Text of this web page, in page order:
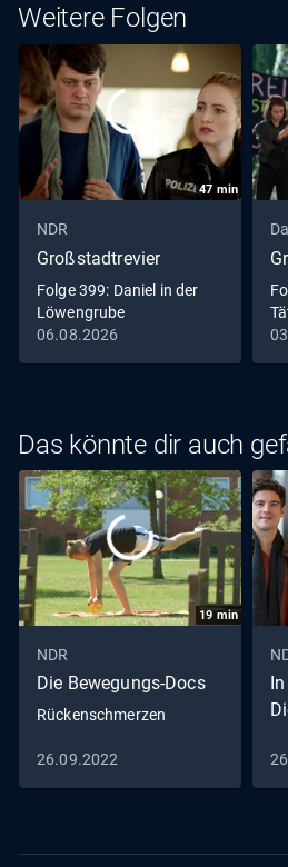
Weitere Folgen
47 min
NDR
Großstadtrevier
Folge 399: Daniel in der
Löwengrube
06.08.2026
Das könnte dir auch
19min
NDR
Die Bewegungs-Docs
Rückenschmerzen
26.09.2022